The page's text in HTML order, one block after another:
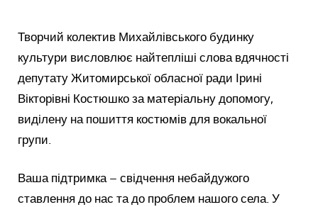
Творчий колектив Михайлівського будинку
культури висловлює найтепліші слова вдячності
депутату Житомирської обласної ради Ірині
Вікторівні Костюшко за матеріальну допомогу,
виділену на пошиття костюмів для вокальної
групи.
Ваша підтримка – свідчення небайдужого
ставлення до нас та до проблем нашого села. У